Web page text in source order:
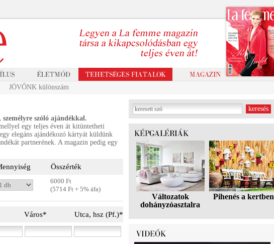
JÖVŐNK különszám
szóló ajándékkal.
egy teljes éven át kitüntetheti
elegáns ajándékozó kártyát küldünk
partnerének. A magazin pedig egy
Összérték
6000 Ft
(5714 Ft + 5% áfa)
Város* Utca, hsz (Pf.)*
Változatok
dohányzóasztalra
Pihenés a kertben